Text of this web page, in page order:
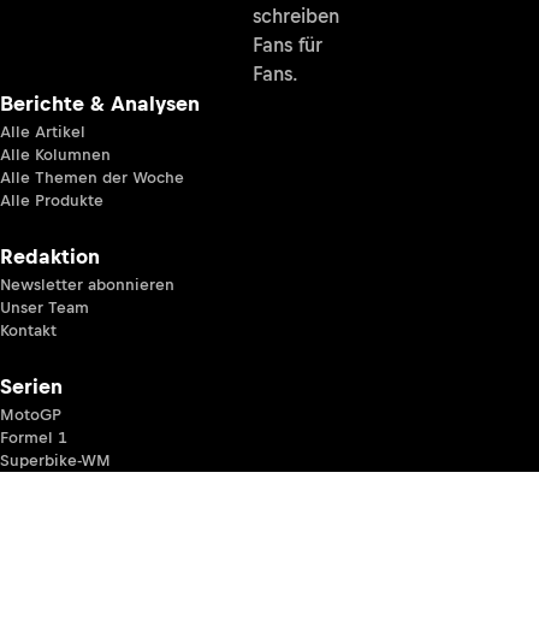
schreiben
Fans für
Fans.
Berichte & Analysen
Alle Artikel
Alle Kolumnen
Alle Themen der Woche
Alle Produkte
Redaktion
Newsletter abonnieren
Unser Team
Kontakt
Serien
MotoGP
Formel 1
Superbike-WM